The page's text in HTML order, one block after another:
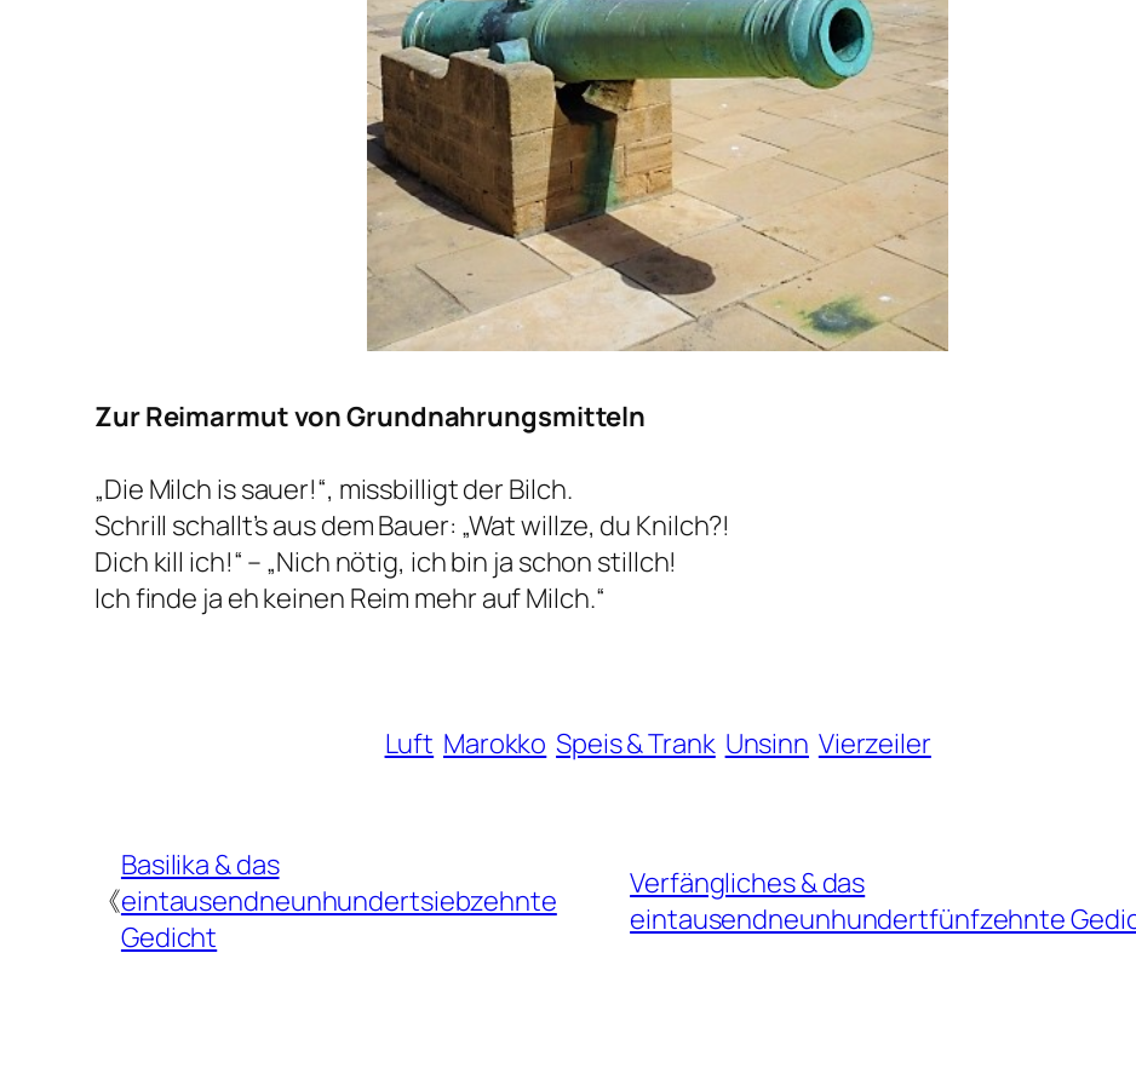
Zur Reimarmut von Grundnahrungsmitteln
„Die Milch is sauer!“, missbilligt der Bilch.
Schrill schallt’s aus dem Bauer: „Wat willze, du Knilch?!
Dich kill ich!“ – „Nich nötig, ich bin ja schon stillch!
Ich finde ja eh keinen Reim mehr auf Milch.“
Luft Marokko Speis & Trank Unsinn Vierzeiler
《
Basilika & das
eintausendneunhundertsiebzehnte
Gedicht
Verfängliches & das
eintausendneunhundertfünfzehnte